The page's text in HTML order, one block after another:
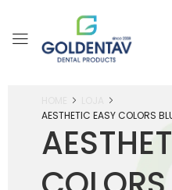
AESTHETIC EASY COLORS